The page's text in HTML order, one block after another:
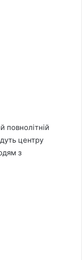
повнолітній
центру
з